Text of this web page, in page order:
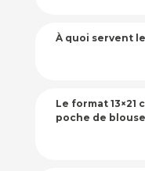
À quoi servent
Le format
poche de blouse